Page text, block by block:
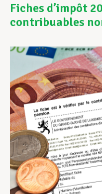
Vos droits
Assistance en
Développement
Devenir Membre
Actualités
Fiches d’impôt
contribuables